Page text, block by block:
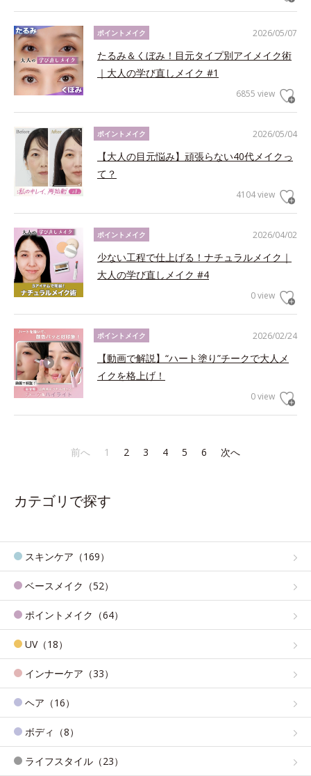
2026/05/07
ポイントメイク
たるみ＆くぼみ！目元タイプ別アイメイク術
｜大人の学び直しメイク #1
6855 view
2026/05/04
ポイントメイク
【大人の目元悩み】頑張らない40代メイクっ
て？
4104 view
2026/04/02
ポイントメイク
少ない工程で仕上げる！ナチュラルメイク｜
大人の学び直しメイク #4
0 view
2026/02/24
ポイントメイク
【動画で解説】“ハート塗り”チークで大人メ
イクを格上げ！
0 view
前へ 1 2 3 4 5 6 次へ
カテゴリで探す
スキンケア（169）
ベースメイク（52）
ポイントメイク（64）
UV（18）
インナーケア（33）
ヘア（16）
ボディ（8）
ライフスタイル（23）